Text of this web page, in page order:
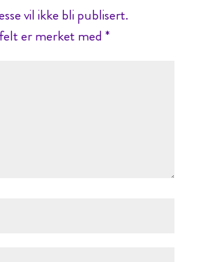
vil ikke bli publisert.
er merket med*